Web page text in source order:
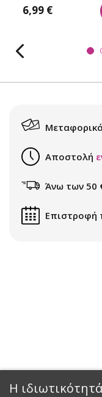
Η
6,99 €
Αποστολή
Άνω των 50
Επιστροφή